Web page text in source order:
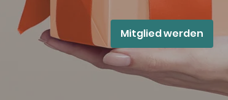
Mitglied werden